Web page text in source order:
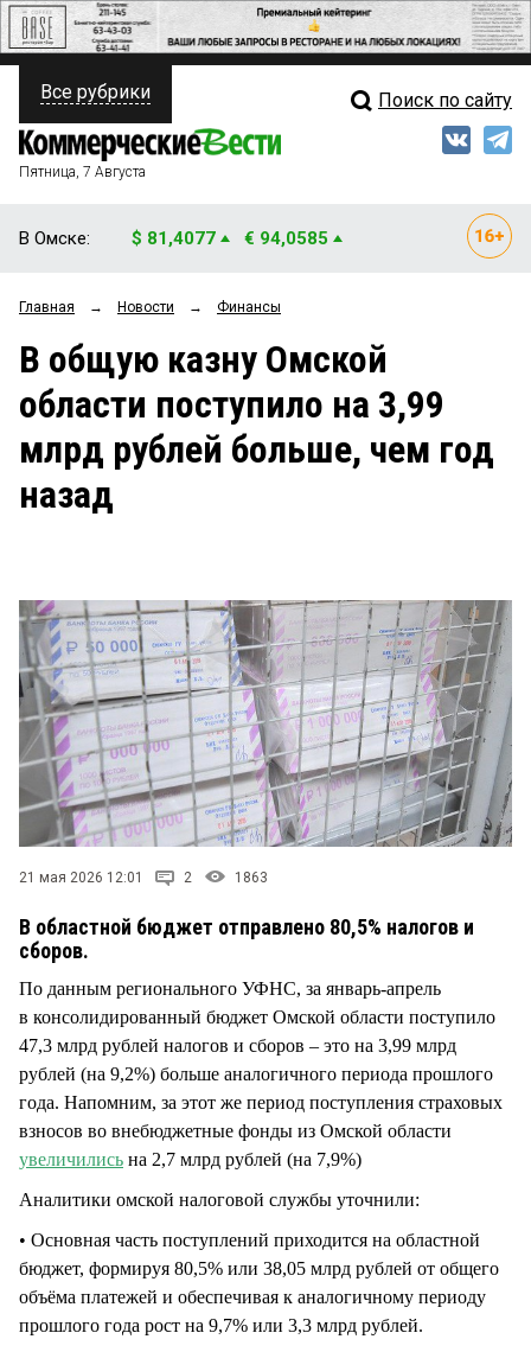
ПОЛИТИКА
ФИНАНСЫ
ОБЩЕСТВО
ЗАКОН
Свежий выпуск
Рейтинги
Блоги
Архив
Все рубрики Поиск по сайту
Пятница, 7 Августа
В Омске: $ 81,4077 € 94,0585
Главная → Новости → Финансы
В общую казну Омской
области поступило на 3,99
млрд рублей больше, чем год
назад
21 мая 2026 12:01 2 1863
В областной бюджет отправлено 80,5% налогов и
сборов.
По данным регионального УФНС, за январь-апрель
в консолидированный бюджет Омской области поступило
47,3 млрд рублей налогов и сборов – это на 3,99 млрд
рублей (на 9,2%) больше аналогичного периода прошлого
года. Напомним, за этот же период поступления страховых
взносов во внебюджетные фонды из Омской области
увеличились на 2,7 млрд рублей (на 7,9%)
Аналитики омской налоговой службы уточнили:
• Основная часть поступлений приходится на областной
бюджет, формируя 80,5% или 38,05 млрд рублей от общего
объёма платежей и обеспечивая к аналогичному периоду
прошлого года рост на 9,7% или 3,3 млрд рублей.